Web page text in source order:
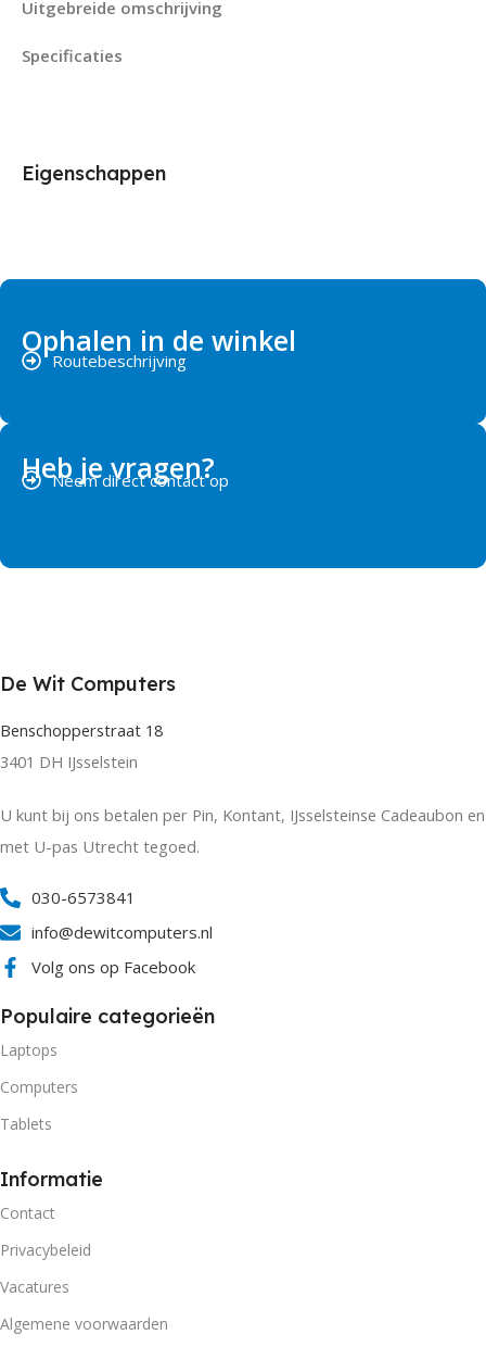
Uitgebreide omschrijving
Specificaties
Eigenschappen
Ophalen in de winkel
Routebeschrijving
Heb je vragen?
Neem direct contact op
De Wit Computers
Benschopperstraat 18
3401 DH IJsselstein
U kunt bij ons betalen per Pin, Kontant, IJsselsteinse Cadeaubon en
met U-pas Utrecht tegoed.
030-6573841
info@dewitcomputers.nl
Volg ons op Facebook
Populaire categorieën
Laptops
Computers
Tablets
Informatie
Contact
Privacybeleid
Vacatures
Algemene voorwaarden